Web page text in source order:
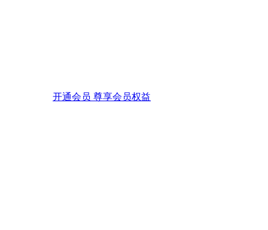
开通会员 尊享会员权益